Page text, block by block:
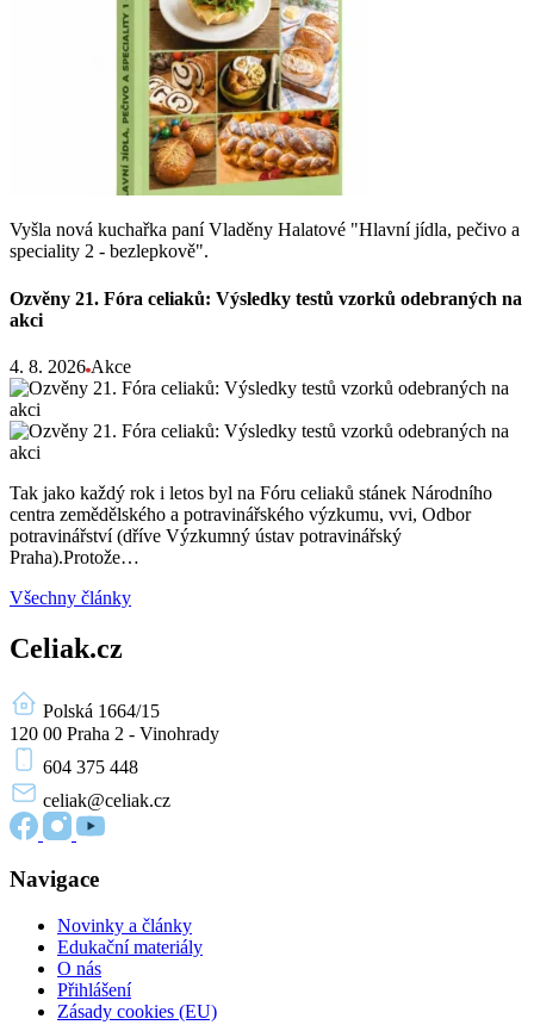
Vyšla nová kuchařka paní Vladěny Halatové "Hlavní jídla, pečivo a
speciality 2 - bezlepkově".
Ozvěny 21. Fóra celiaků: Výsledky testů vzorků odebraných na
akci
4. 8. 2026 Akce
Tak jako každý rok i letos byl na Fóru celiaků stánek Národního
centra zemědělského a potravinářského výzkumu, vvi, Odbor
potravinářství (dříve Výzkumný ústav potravinářský
Praha).Protože…
Všechny články
Celiak.cz
Polská 1664/15
120 00 Praha 2 - Vinohrady
604 375 448
celiak@celiak.cz
Navigace
Novinky a články
Edukační materiály
O nás
Přihlášení
Zásady cookies (EU)